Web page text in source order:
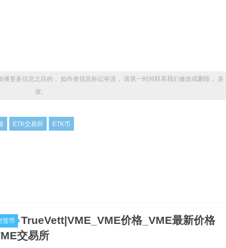
更多信息之目的， 如作者信息标记有误， 请第一时间联系我们修改或删除， 多
谢。
ETK交易所 ETK币
货币
TrueVett|VME_VME价格_VME最新价格
交易所